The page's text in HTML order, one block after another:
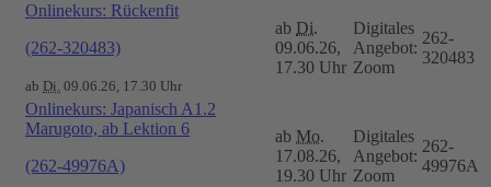
Onlinekurs: Rückenfit
(262-320483)
ab Di. 09.06.26, 17.30 Uhr
ab Di.
09.06.26,
17.30 Uhr
Digitales
Angebot:
Zoom
262-
320483
Onlinekurs: Japanisch A1.2
Marugoto, ab Lektion 6
(262-49976A)
ab Mo.
17.08.26,
19.30 Uhr
Digitales
Angebot:
Zoom
262-
49976A